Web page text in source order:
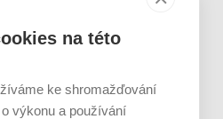
na této
ke shromažďování
výkonu a používání